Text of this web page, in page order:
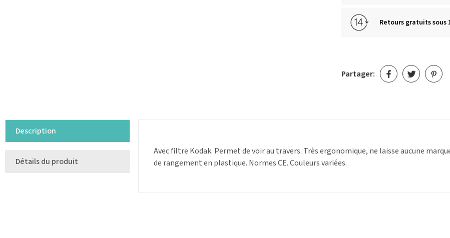
Retours gratuits sous
Partager:
Description
Détails du produit
Avec filtre Kodak. Permet de voir au travers. Très ergonomique, ne laisse aucune
de rangement en plastique. Normes CE. Couleurs variées.